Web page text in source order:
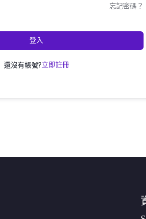
忘記密碼？
登入
還沒有帳號?立即註冊